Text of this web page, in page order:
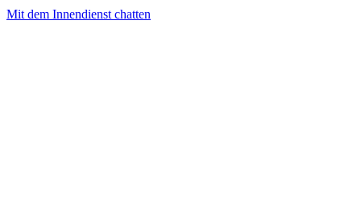
Mit dem Innendienst chatten